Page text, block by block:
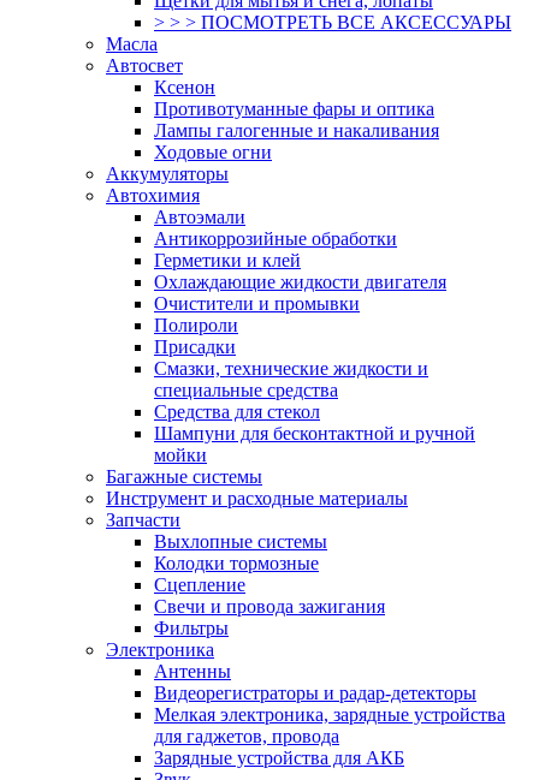
> > > ПОСМОТРЕТЬ ВСЕ АКСЕССУАРЫ
Масла
Автосвет
Ксенон
Противотуманные фары и оптика
Лампы галогенные и накаливания
Ходовые огни
Аккумуляторы
Автохимия
Автоэмали
Антикоррозийные обработки
Герметики и клей
Охлаждающие жидкости двигателя
Очистители и промывки
Полироли
Присадки
Смазки, технические жидкости и
специальные средства
Средства для стекол
Шампуни для бесконтактной и ручной
мойки
Багажные системы
Инструмент и расходные материалы
Запчасти
Выхлопные системы
Колодки тормозные
Сцепление
Свечи и провода зажигания
Фильтры
Электроника
Антенны
Видеорегистраторы и радар-детекторы
Мелкая электроника, зарядные устройства
для гаджетов, провода
Зарядные устройства для АКБ